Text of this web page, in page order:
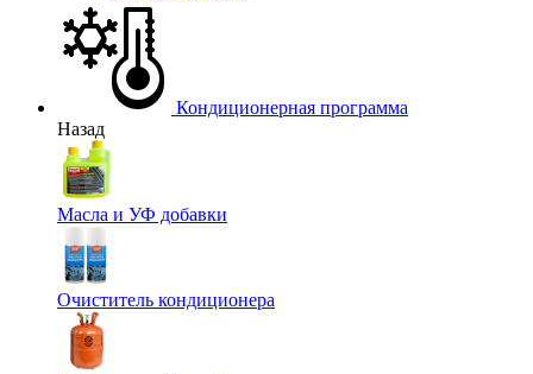
Кондиционерная программа
Назад
Масла и УФ добавки
Очиститель кондиционера